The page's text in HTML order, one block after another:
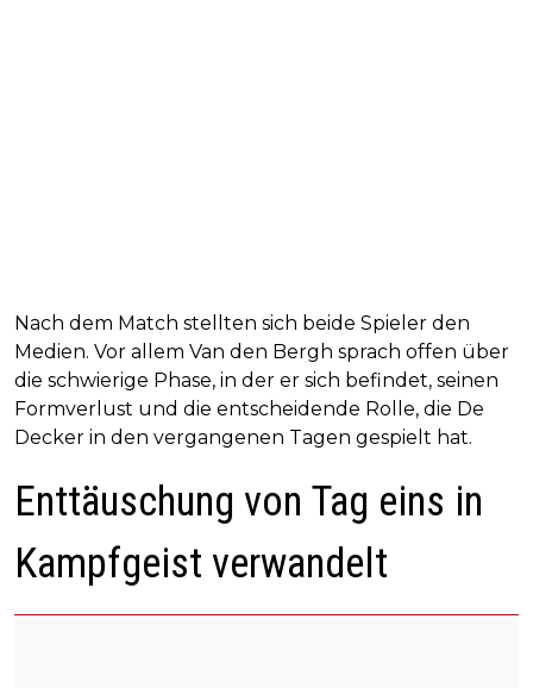
Nach dem Match stellten sich beide Spieler den
Medien. Vor allem Van den Bergh sprach offen über
die schwierige Phase, in der er sich befindet, seinen
Formverlust und die entscheidende Rolle, die De
Decker in den vergangenen Tagen gespielt hat.
Enttäuschung von Tag eins in
Kampfgeist verwandelt